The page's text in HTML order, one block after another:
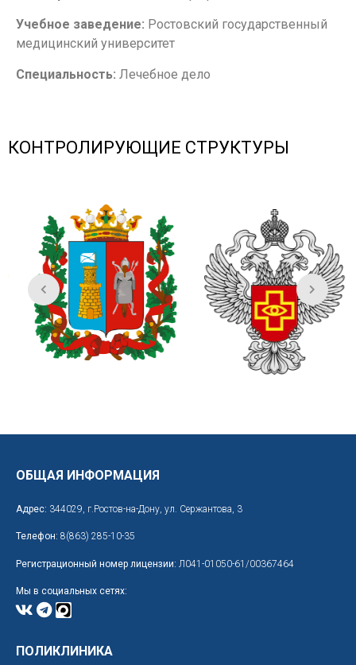
Учебное заведение: Ростовский государственный
медицинский университет
Специальность: Лечебное дело
КОНТРОЛИРУЮЩИЕ СТРУКТУРЫ
ОБЩАЯ ИНФОРМАЦИЯ
Адрес: 344029, г.Ростов-на-Дону, ул. Сержантова, 3
Телефон: 8(863) 285-10-35
Регистрационный номер лицензии: Л041-01050-61/00367464
Мы в социальных сетях:
ПОЛИКЛИНИКА